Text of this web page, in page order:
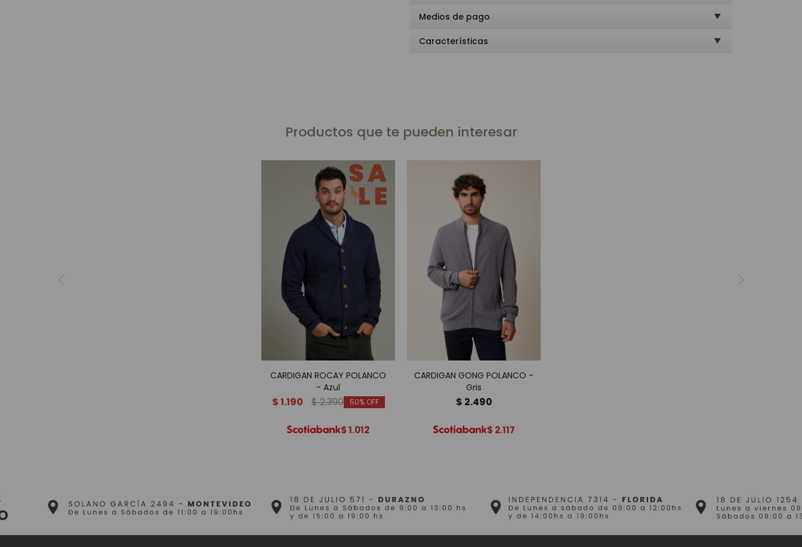
Medios de pago
Características
Productos que te pueden interesar
CARDIGAN ROCAY POLANCO
- Azul
$1.190 $2.390 50
$1.012
CARDIGAN GONG POLANCO -
Gris
$ 2.490
$ 2.117